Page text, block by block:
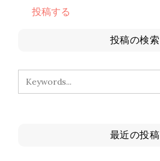
投稿する
投稿の検索
最近の投稿